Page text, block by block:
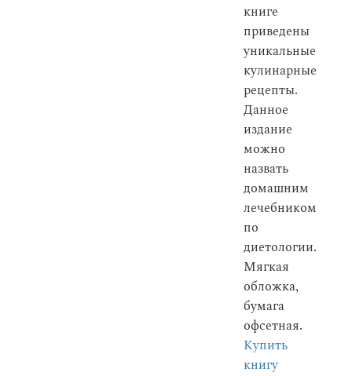
книге
приведены
уникальные
кулинарные
рецепты.
Данное
издание
можно
назвать
домашним
лечебником
по
диетологии.
Мягкая
обложка,
бумага
офсетная.
Купить
книгу